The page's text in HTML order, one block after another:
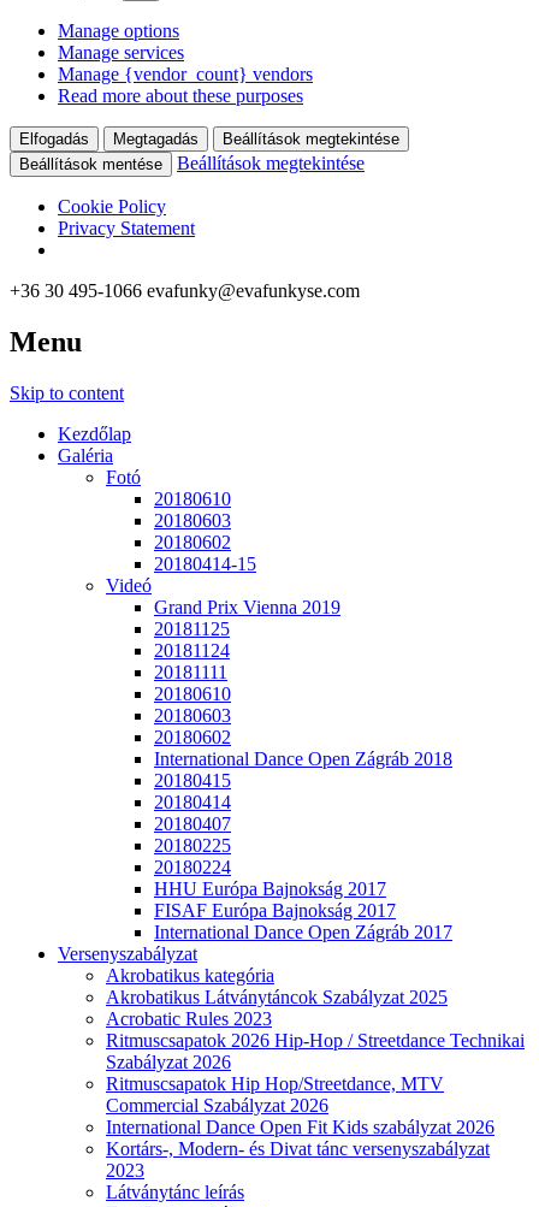
Manage options
Manage services
Manage {vendor_count} vendors
Read more about these purposes
Elfogadás Megtagadás
Beállítások megtekintése
Beállítások mentése
Beállítások megtekintése
Cookie Policy
Privacy Statement
+36 30 495-1066 evafunky@evafunkyse.com
Táncversenye
Ritmuscsapatok Országos Táncversenye és a Hip-Hop Unite
Menu
Skip to content
Kezdőlap
Galéria
Fotó
20180610
20180603
20180602
20180414-15
Videó
Grand Prix Vienna 2019
20181125
20181124
20181111
20180610
20180603
20180602
International Dance Open Zágráb 2018
20180415
20180414
20180407
20180225
20180224
HHU Európa Bajnokság 2017
FISAF Európa Bajnokság 2017
International Dance Open Zágráb 2017
Versenyszabályzat
Akrobatikus kategória
Akrobatikus Látványtáncok Szabályzat 2025
Acrobatic Rules 2023
Ritmuscsapatok 2026 Hip-Hop / Streetdance Technikai
Szabályzat 2026
Ritmuscsapatok Hip Hop/Streetdance, MTV
Commercial Szabályzat 2026
International Dance Open Fit Kids szabályzat 2026
Kortárs-, Modern- és Divat tánc versenyszabályzat
2023
Látványtánc leírás